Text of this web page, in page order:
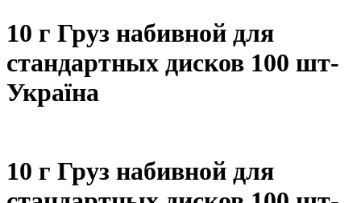
10 г Груз набивной для
стандартных дисков 100 шт-
Україна
10 г Груз набивной для